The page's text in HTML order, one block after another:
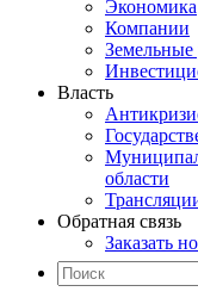
Экономика
Компании
Земельные
Власть
области
Обратная связь
Заказать